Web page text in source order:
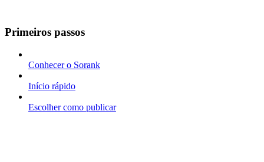
Primeiros passos
Conhecer o Sorank
Início rápido
Escolher como publicar